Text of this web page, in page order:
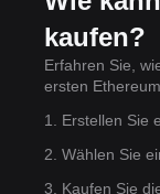
kaufen?
Erfahren Sie,
ersten
1. Erstellen Sie
2. Wählen Sie
3. Kaufen Sie